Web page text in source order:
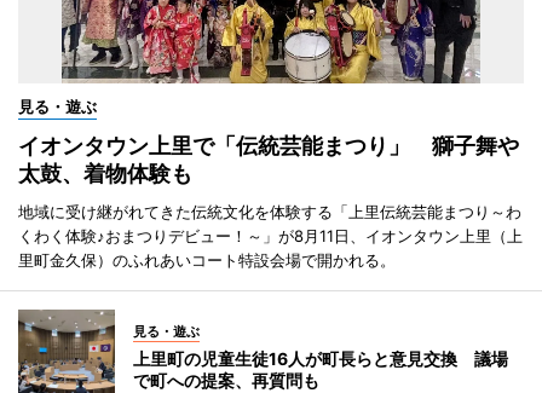
見る・遊ぶ
イオンタウン上里で「伝統芸能まつり」 獅子舞や
太鼓、着物体験も
地域に受け継がれてきた伝統文化を体験する「上里伝統芸能まつり～わ
くわく体験♪おまつりデビュー！～」が8月11日、イオンタウン上里（上
里町金久保）のふれあいコート特設会場で開かれる。
見る・遊ぶ
上里町の児童生徒16人が町長らと意見交換 議場
で町への提案、再質問も